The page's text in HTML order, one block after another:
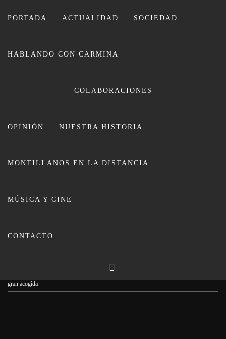
PORTADA ACTUALIDAD SOCIEDAD
HABLANDO CON CARMINA
COLABORACIONES
OPINIÓN NUESTRA HISTORIA
MONTILLANOS EN LA DISTANCIA
MÚSICA Y CINE
CONTACTO
CARMINA LEIVA
IU presenta en Montilla el
gran acogida